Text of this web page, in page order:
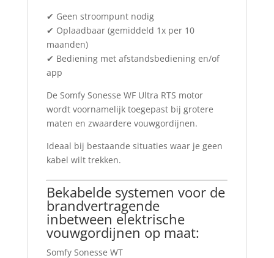
✔ Geen stroompunt nodig
✔ Oplaadbaar (gemiddeld 1x per 10
maanden)
✔ Bediening met afstandsbediening en/of
app
De Somfy Sonesse WF Ultra RTS motor
wordt voornamelijk toegepast bij grotere
maten en zwaardere vouwgordijnen.
Ideaal bij bestaande situaties waar je geen
kabel wilt trekken.
Bekabelde systemen voor de
brandvertragende
inbetween elektrische
vouwgordijnen op maat:
Somfy Sonesse WT